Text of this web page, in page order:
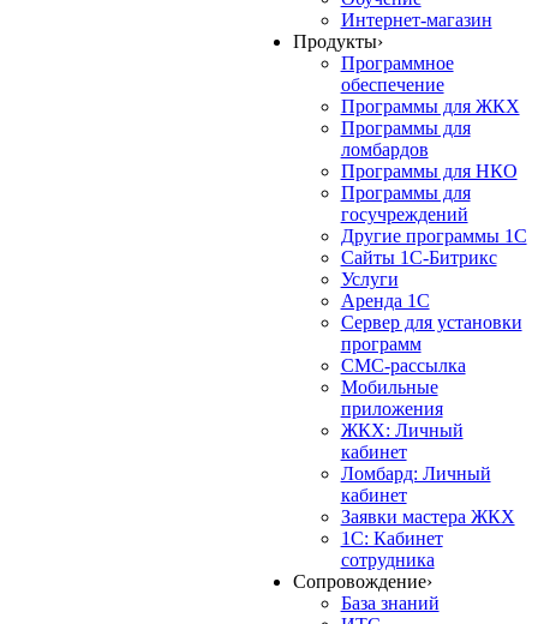
Интернет-магазин
Продукты›
Программное
обеспечение
Программы для ЖКХ
Программы для
ломбардов
Программы для НКО
Программы для
госучреждений
Другие программы 1С
Сайты 1С-Битрикс
Услуги
Аренда 1С
Сервер для установки
программ
СМС-рассылка
Мобильные
приложения
ЖКХ: Личный
кабинет
Ломбард: Личный
кабинет
Заявки мастера ЖКХ
1С: Кабинет
сотрудника
Сопровождение›
База знаний